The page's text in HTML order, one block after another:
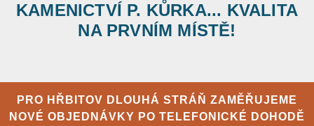
KAMENICTVÍ P. KŮRKA... KVALITA
NA PRVNÍM MÍSTĚ!
PRO HŘBITOV DLOUHÁ STRÁŇ ZAMĚŘUJEME
NOVÉ OBJEDNÁVKY PO TELEFONICKÉ DOHODĚ